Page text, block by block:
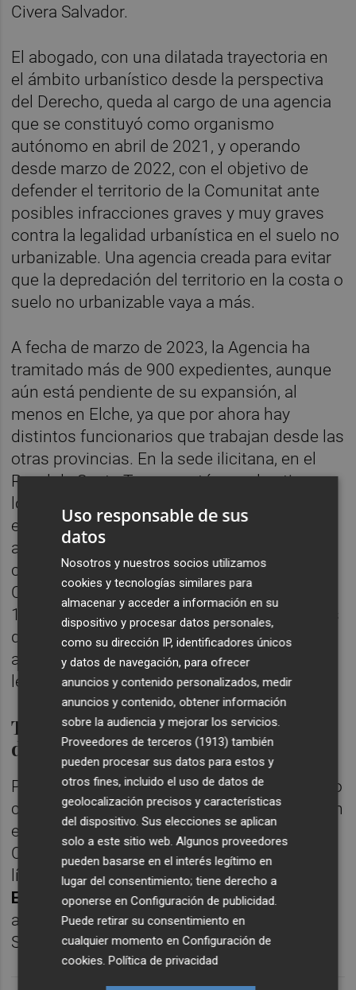
Civera Salvador.
El abogado, con una dilatada trayectoria en
el ámbito urbanístico desde la perspectiva
del Derecho, queda al cargo de una agencia
que se constituyó como organismo
autónomo en abril de 2021, y operando
desde marzo de 2022, con el objetivo de
defender el territorio de la Comunitat ante
posibles infracciones graves y muy graves
contra la legalidad urbanística en el suelo no
urbanizable. Una agencia creada para evitar
que la depredación del territorio en la costa o
suelo no urbanizable vaya a más.
A fecha de marzo de 2023, la Agencia ha
tramitado más de 900 expedientes, aunque
aún está pendiente de su expansión, al
menos en Elche, ya que por ahora hay
distintos funcionarios que trabajan desde las
otras provincias. En la sede ilicitana, en el
Raval de Santa Teresa, están en el antiguo
local de la ONCE en la zona del Salvador, con
el objetivo, al menos a medio plazo, de
adquirir algún inmueble en propiedad en la
ciudad. Actualmente, en el conjunto de la
Comunitat Valenciana existen alrededor de
128.000 viviendas posteriores a 1976, de las
que 108.000 viviendas serían susceptibles a
acogerse a los procedimientos que prevé la
ley para Minimizar Impactos.
Tercer ilicitano en el organigrama
del Consell
Por último, cabe resaltar que si bien Elche no
cuenta con ningún representante máximo en
el Consell, con el nombramiento de Gambín
Candel son ya tres los cargos de segunda
línea de la Generalitat.Daniel McEvoy
Emilio Argüesoson secretarios
autonómicos de Educación y Sistema
Sociosanitario, respectivamente.
Uso responsable de sus
datos
Nosotros y nuestros socios utilizamos
cookies y tecnologías similares para
almacenar y acceder a información en su
dispositivo y procesar datos personales,
como su dirección IP, identificadores únicos
y datos de navegación, para ofrecer
anuncios y contenido personalizados, medir
anuncios y contenido, obtener información
sobre la audiencia y mejorar los servicios.
Proveedores de terceros (1913) también
pueden procesar sus datos para estos y
otros fines, incluido el uso de datos de
geolocalización precisos y características
del dispositivo. Sus elecciones se aplican
solo a este sitio web. Algunos proveedores
pueden basarse en el interés legítimo en
lugar del consentimiento; tiene derecho a
oponerse enConfiguración de publicidad.
Puede retirar su consentimiento en
cualquier momento enConfiguración de
cookies.Política de privacidad